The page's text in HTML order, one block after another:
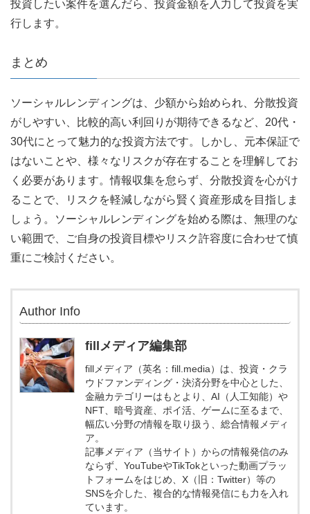
投資したい案件を選んだら、投資金額を入力して投資を実
行します。
まとめ
ソーシャルレンディングは、少額から始められ、分散投資
がしやすい、比較的高い利回りが期待できるなど、20代・
30代にとって魅力的な投資方法です。しかし、元本保証で
はないことや、様々なリスクが存在することを理解してお
く必要があります。情報収集を怠らず、分散投資を心がけ
ることで、リスクを軽減しながら賢く資産形成を目指しま
しょう。ソーシャルレンディングを始める際は、無理のな
い範囲で、ご自身の投資目標やリスク許容度に合わせて慎
重にご検討ください。
Author Info
fillメディア編集部
fillメディア（英名：fill.media）は、投資・クラ
ウドファンディング・決済分野を中心とした、
金融カテゴリーはもとより、AI（人工知能）や
NFT、暗号資産、ポイ活、ゲームに至るまで、
幅広い分野の情報を取り扱う、総合情報メディ
ア。
記事メディア（当サイト）からの情報発信のみ
ならず、YouTubeやTikTokといった動画プラッ
トフォームをはじめ、X（旧：Twitter）等の
SNSを介した、複合的な情報発信にも力を入れ
ています。